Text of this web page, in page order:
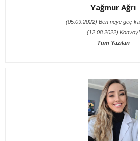
Yağmur Ağrı
(05.09.2022) Ben neye geç
(12.08.2022) Konvoy!
Tüm Yazıları